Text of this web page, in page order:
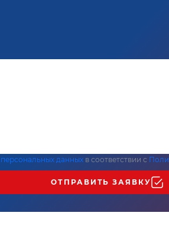
данных в соответствии с
ОТПРАВИТЬ ЗАЯВКУ